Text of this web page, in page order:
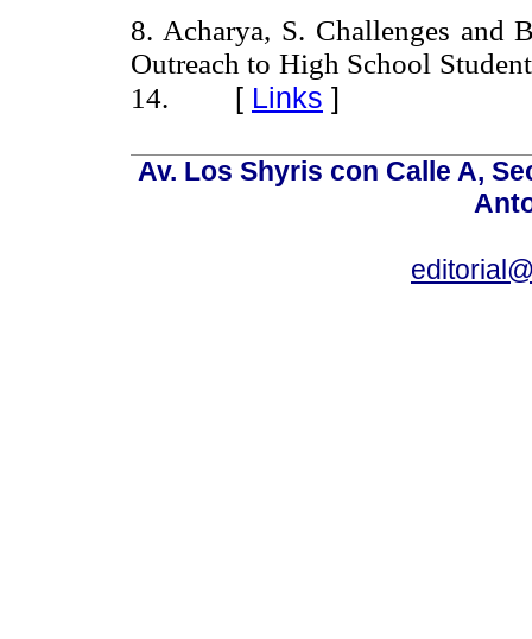
8. Acharya, S. Challenges and
Outreach to High School
14. [ Links ]
Av. Los Shyris con Calle A,